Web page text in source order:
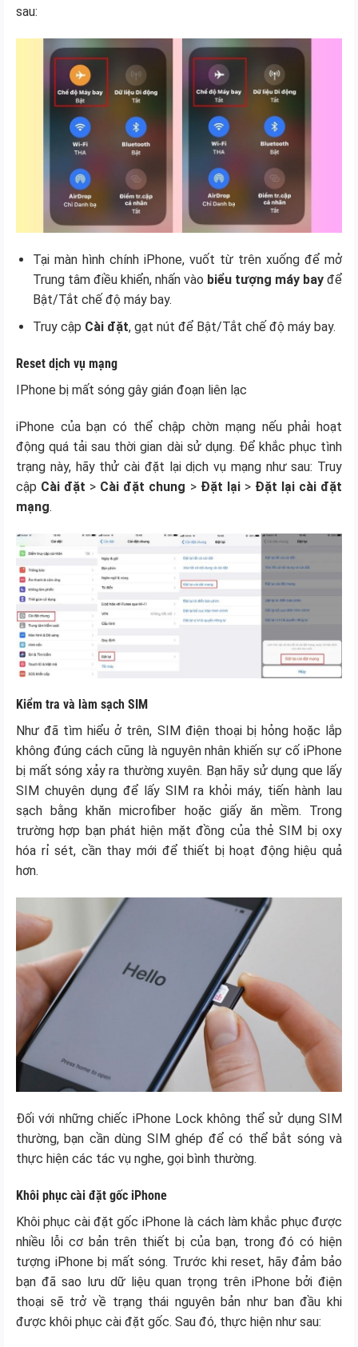
sau:
Tại màn hình chính iPhone, vuốt từ trên xuống để mở
Trung tâm điều khiển, nhấn vào biểu tượng máy bayđể
Bật/Tắt chế độ máy bay.
Truy cập Cài đặt, gạt nút để Bật/Tắt chế độ máy bay.
Reset dịch vụ mạng
IPhone bị mất sóng gây gián đoạn liên lạc
iPhone của bạn có thể chập chờn mạng nếu phải hoạt
động quá tải sau thời gian dài sử dụng. Để khắc phục tình
trạng này, hãy thử cài đặt lại dịch vụ mạng như sau: Truy
cập Cài đặt > Cài đặt chung > Đặt lại> Đặt lại cài đặt
mạng.
Kiểm tra và làm sạch SIM
Như đã tìm hiểu ở trên, SIM điện thoại bị hỏng hoặc lắp
không đúng cách cũng là nguyên nhân khiến sự cố iPhone
bị mất sóng xảy ra thường xuyên. Bạn hãy sử dụng que lấy
SIM chuyên dụng để lấy SIM ra khỏi máy, tiến hành lau
sạch bằng khăn microfiber hoặc giấy ăn mềm. Trong
trường hợp bạn phát hiện mặt đồng của thẻ SIM bị oxy
hóa rỉ sét, cần thay mới để thiết bị hoạt động hiệu quả
hơn.
Đối với những chiếc iPhone Lock không thể sử dụng SIM
thường, bạn cần dùng SIM ghép để có thể bắt sóng và
thực hiện các tác vụ nghe, gọi bình thường.
Khôi phục cài đặt gốc iPhone
Khôi phục cài đặt gốc iPhone là cách làm khắc phục được
nhiều lỗi cơ bản trên thiết bị của bạn, trong đó có hiện
tượng iPhone bị mất sóng. Trước khi reset, hãy đảm bảo
bạn đã sao lưu dữ liệu quan trọng trên iPhone bởi điện
thoại sẽ trở về trạng thái nguyên bản như ban đầu khi
được khôi phục cài đặt gốc. Sau đó, thực hiện như sau: